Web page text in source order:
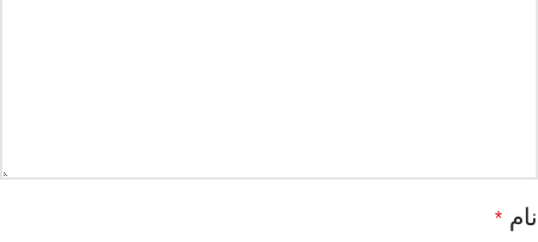
نام *